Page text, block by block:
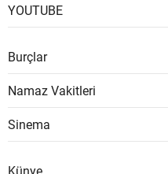
YOUTUBE
Burçlar
Namaz Vakitleri
Sinema